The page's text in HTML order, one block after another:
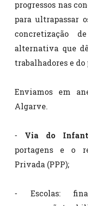
progressos nas
para ultrapassar
concretização
alternativa que
trabalhadores e do
Enviamos em
Algarve.
- Via do
portagens e o
Privada (PPP);
- Escolas: